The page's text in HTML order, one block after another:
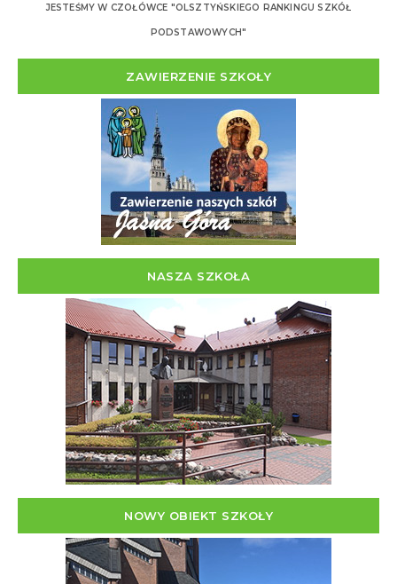
JESTEŚMY W CZOŁÓWCE "OLSZTYŃSKIEGO RANKINGU SZKÓŁ
PODSTAWOWYCH"
ZAWIERZENIE SZKOŁY
NASZA SZKOŁA
NOWY OBIEKT SZKOŁY